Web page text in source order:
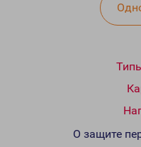
О защите